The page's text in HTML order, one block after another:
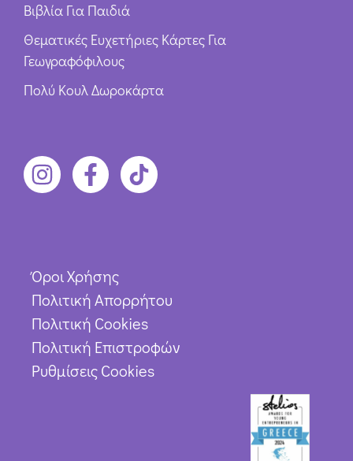
Βιβλία Για Παιδιά
Θεματικές Ευχετήριες Κάρτες Για
Γεωγραφόφιλους
Πολύ Κουλ Δωροκάρτα
Όροι Χρήσης
Πολιτική Απορρήτου
Πολιτική Cookies
Πολιτική Επιστροφών
Ρυθμίσεις Cookies